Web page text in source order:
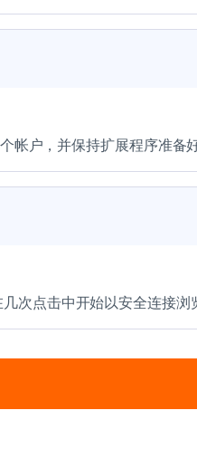
户，并保持扩展程序准备
次点击中开始以安全连接浏